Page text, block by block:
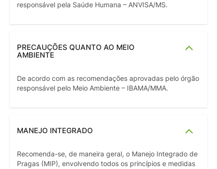
responsável pela Saúde Humana – ANVISA/MS.
PRECAUÇÕES QUANTO AO MEIO
AMBIENTE
De acordo com as recomendações aprovadas pelo órgão
responsável pelo Meio Ambiente – IBAMA/MMA.
MANEJO INTEGRADO
Recomenda-se, de maneira geral, o Manejo Integrado de
Pragas (MIP), envolvendo todos os princípios e medidas